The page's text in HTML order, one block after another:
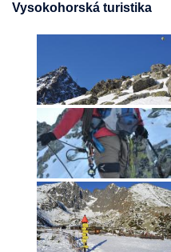
Vysokohorská turistika